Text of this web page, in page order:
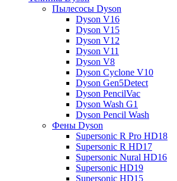
Пылесосы Dyson
Dyson V16
Dyson V15
Dyson V12
Dyson V11
Dyson V8
Dyson Cyclone V10
Dyson Gen5Detect
Dyson PencilVac
Dyson Wash G1
Dyson Pencil Wash
Фены Dyson
Supersonic R Pro HD18
Supersonic R HD17
Supersonic Nural HD16
Supersonic HD19
Supersonic HD15